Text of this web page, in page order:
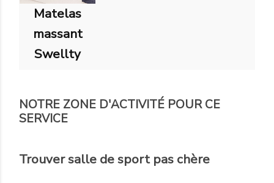
Matelas
massant
Swellty
NOTRE ZONE D'ACTIVITÉ POUR CE
SERVICE
Trouver salle de sport pas chère